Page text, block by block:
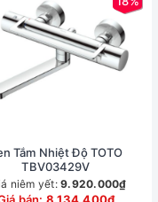
Tắm Nhiệt Độ TOTO
TBV03429V
niêm yết:9.920.000₫